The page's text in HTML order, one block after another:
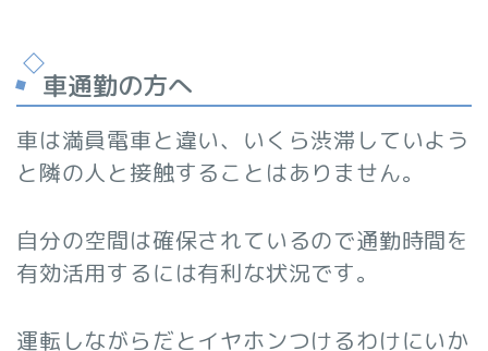
車通勤の方へ
車は満員電車と違い、いくら渋滞していよう
と隣の人と接触することはありません。
自分の空間は確保されているので通勤時間を
有効活用するには有利な状況です。
運転しながらだとイヤホンつけるわけにいか